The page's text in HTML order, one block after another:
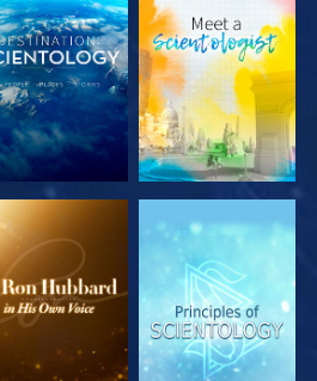
DÉCOUVRIR
LES SÉRIES
DÉCOUVRIR
LES SÉRIES